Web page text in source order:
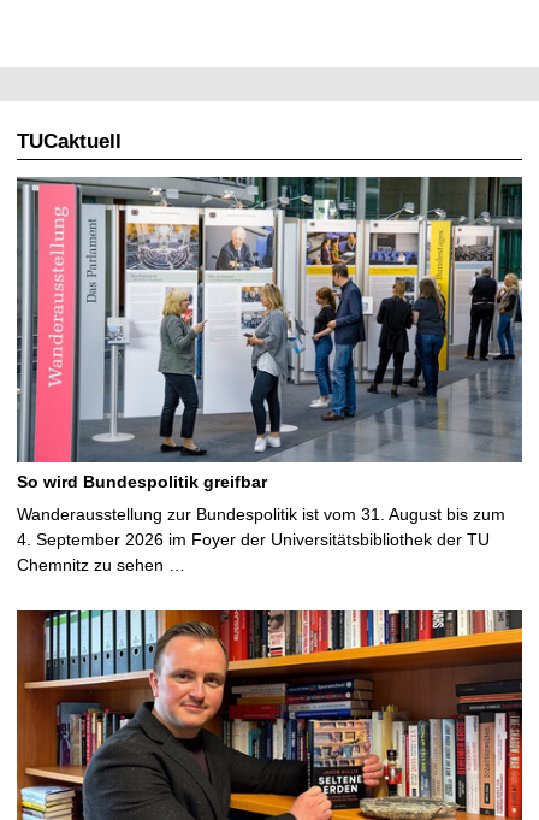
TUCaktuell
So wird Bundespolitik greifbar
Wanderausstellung zur Bundespolitik ist vom 31. August bis zum
4. September 2026 im Foyer der Universitätsbibliothek der TU
Chemnitz zu sehen …